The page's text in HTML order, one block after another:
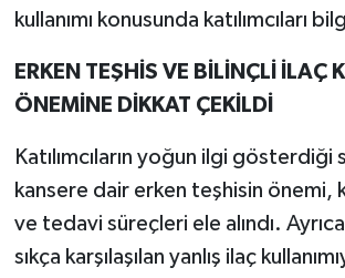
kullanımı konusunda katılımcıları
ERKEN TEŞHİS VE BİLİNÇLİ İLAÇ
ÖNEMİNE DİKKAT ÇEKİLDİ
Katılımcıların yoğun ilgi gösterdiği
kansere dair erken teşhisin önemi,
ve tedavi süreçleri ele alındı.
sıkça karşılaşılan yanlış ilaç